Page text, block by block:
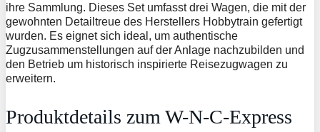
ihre Sammlung. Dieses Set umfasst drei Wagen, die mit der
gewohnten Detailtreue des Herstellers Hobbytrain gefertigt
wurden. Es eignet sich ideal, um authentische
Zugzusammenstellungen auf der Anlage nachzubilden und
den Betrieb um historisch inspirierte Reisezugwagen zu
erweitern.
Produktdetails zum W-N-C-Express